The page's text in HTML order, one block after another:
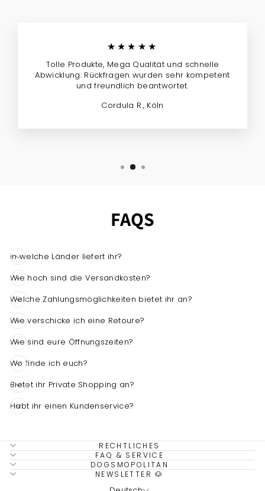
★★★★★
Tolle Produkte, Mega Qualität und schnelle
Abwicklung. Rückfragen wurden sehr kompetent
und freundlich beantwortet.
Cordula R., Köln
FAQS
In welche Länder liefert ihr?
Wie hoch sind die Versandkosten?
Welche Zahlungsmöglichkeiten bietet ihr an?
Wie verschicke ich eine Retoure?
Wie sind eure Öffnungszeiten?
Wo finde ich euch?
Bietet ihr Private Shopping an?
Habt ihr einen Kundenservice?
RECHTLICHES
FAQ & SERVICE
DOGSMOPOLITAN
NEWSLETTER 🐶
4,7 Rating 1.533 Bewertungen
Sandra Nolte-Hemgesberg
Super schöner Store in Domburg. Sehr
nicht in Domburg bin, bestelle ich Online.
Teilen